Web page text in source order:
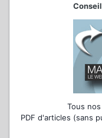
Tous
PDF d'articles (sans